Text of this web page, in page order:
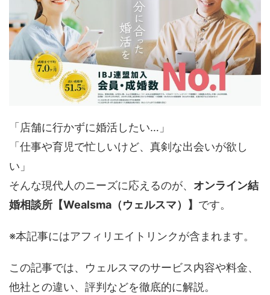
「店舗に行かずに婚活したい…」
「仕事や育児で忙しいけど、真剣な出会いが欲し
い」
そんな現代人のニーズに応えるのが、 オンライン結
婚相談所【Wealsma（ウェルスマ）】 です。
※本記事にはアフィリエイトリンクが含まれます。
この記事では、ウェルスマのサービス内容や料金、
他社との違い、評判などを徹底的に解説。